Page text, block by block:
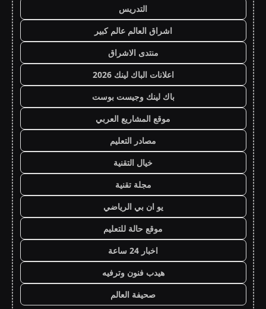
التدريس
اشراق العالم عالم كبير
منتدى الاشراق
اعلانات الباك لينك 2026
باك لينك وجيست بوست
موقع المشاريع العربي
مصادر التعليم
خيال التقنية
مجلة تقنية
يو ان بي الرياضي
موقع حالة للتعليم
اخبار 24 ساعة
هيدب فنون وترفيه
صحيفة العالم